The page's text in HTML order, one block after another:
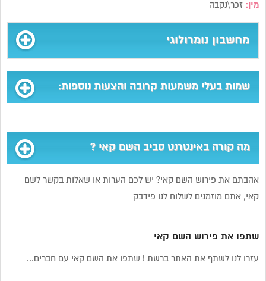
מין: זכר\נקבה
מחשבון נומרולוגי
שמות בעלי משמעות קרובה והצעות נוספות:
מה קורה באינטרנט סביב השם קאי ?
אהבתם את פירוש השם קאי? יש לכם הערות או שאלות בקשר לשם
קאי, אתם מוזמנים לשלוח לנו פידבק
שתפו את פירוש השם קאי
עזרו לנו לשתף את האתר ברשת ! שתפו את השם קאי עם חברים...